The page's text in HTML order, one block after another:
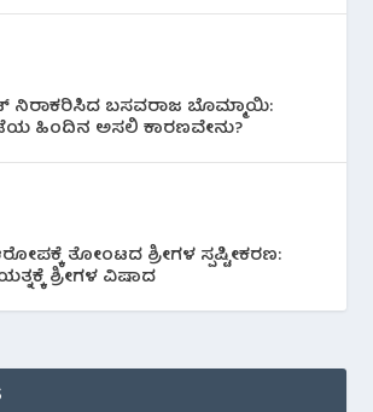
ನಿರಾಕರಿಸಿದ ಬಸವರಾಜ ಬೊಮ್ಮಾಯಿ:
ಹಿಂದಿನ ಅಸಲಿ ಕಾರಣವೇನು?
ತೋಂಟದ ಶ್ರೀಗಳ ಸ್ಪಷ್ಟೀಕರಣ:
ಶ್ರೀಗಳ ವಿಷಾದ